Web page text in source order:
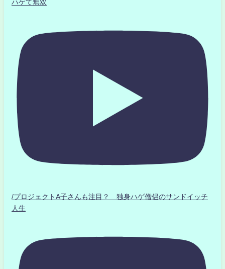
ハゲて無双
/プロジェクトA子さんも注目？ 独身ハゲ僧侶のサンドイッチ
人生